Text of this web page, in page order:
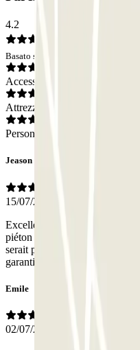
4.2
Basato su 20 opinioni
Accesso
Attrezzatura
Personale
Jeason
15/07/2026
Excellent concept, mais un
piéton du parking de la place
serait parfait si ce problème
garantir la sécurité des
Emile
02/07/2026